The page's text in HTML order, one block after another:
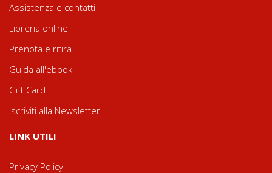
Assistenza e contatti
Libreria online
Prenota e ritira
Guida all'ebook
Gift Card
Iscriviti alla Newsletter
LINK UTILI
Privacy Policy